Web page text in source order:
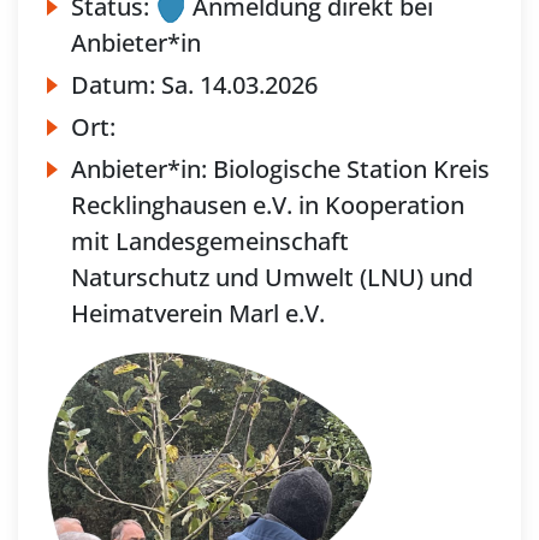
Anbieter*in
Datum: Sa. 14.03.2026
Ort:
Anbieter*in: Biologische Station Kreis
Recklinghausen e.V. in Kooperation
mit Landesgemeinschaft
Naturschutz und Umwelt (LNU) und
Heimatverein Marl e.V.